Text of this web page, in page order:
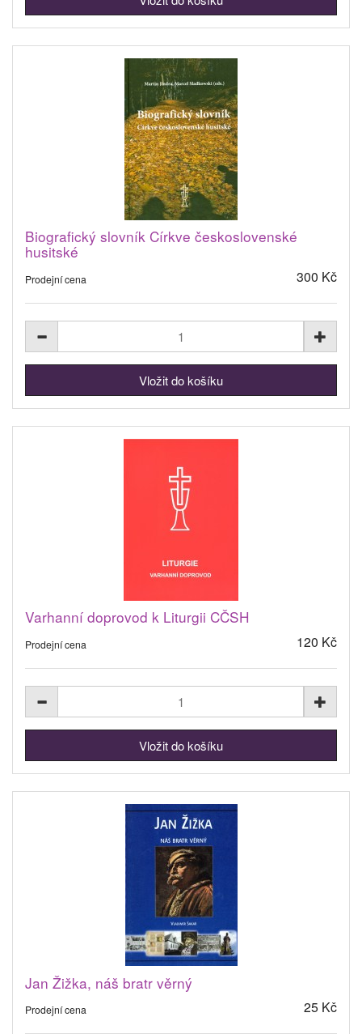
Biografický slovník Církve československé
husitské
Prodejní cena 300 Kč
Varhanní doprovod k Liturgii CČSH
Prodejní cena 120 Kč
Jan Žižka, náš bratr věrný
Prodejní cena 25 Kč